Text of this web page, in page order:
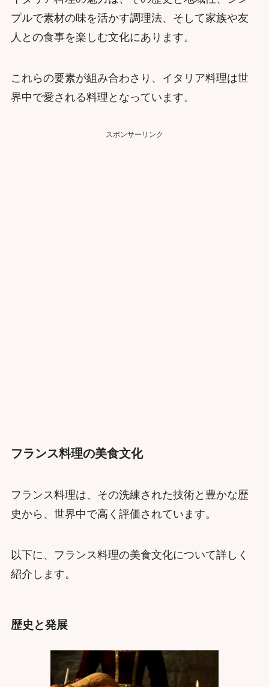
プルで素材の味を活かす調理法、そして家族や友
人との食事を楽しむ文化にあります。
これらの要素が組み合わさり、イタリア料理は世
界中で愛される料理となっています。
スポンサーリンク
フランス料理の美食文化
フランス料理は、その洗練された技術と豊かな歴
史から、世界中で高く評価されています。
以下に、フランス料理の美食文化について詳しく
紹介します。
歴史と発展